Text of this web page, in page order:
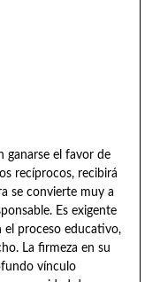
ganarse el favor de
recíprocos, recibirá
se convierte muy a
Es exigente
el proceso educativo,
La firmeza en su
vínculo